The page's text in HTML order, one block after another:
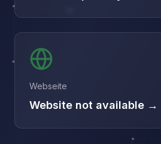
Webseite
Website not available →